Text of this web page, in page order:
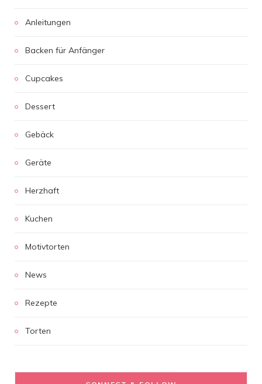
Anleitungen
Backen für Anfänger
Cupcakes
Dessert
Gebäck
Geräte
Herzhaft
Kuchen
Motivtorten
News
Rezepte
Torten